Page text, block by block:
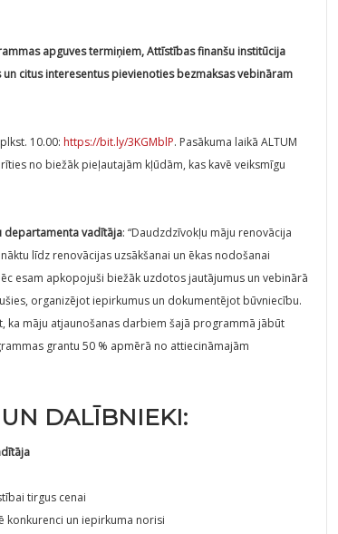
apguves termiņiem, Attīstības finanšu institūcija
citus interesentus pievienoties bezmaksas vebināram
10.00: https://bit.ly/3KGMblP. Pasākuma laikā ALTUM
no biežāk pieļautajām kļūdām, kas kavē veiksmīgu
departamenta vadītāja: “Daudzdzīvokļu māju renovācija
līdz renovācijas uzsākšanai un ēkas nodošanai
esam apkopojuši biežāk uzdotos jautājumus un vebinārā
organizējot iepirkumus un dokumentējot būvniecību.
ka māju atjaunošanas darbiem šajā programmā jābūt
grantu 50 % apmērā no attiecināmajām
DALĪBNIEKI:
tirgus cenai
konkurenci un iepirkuma norisi